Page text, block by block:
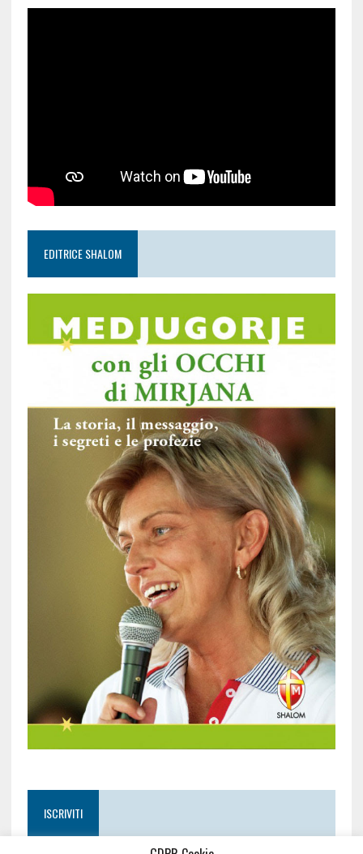
EDITRICE SHALOM
ISCRIVITI